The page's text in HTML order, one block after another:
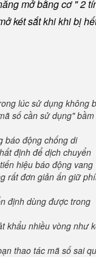
mở bằng cơ " 2
két sắt khi khi bị
lúc sử dụng không
số cần sử dụng" bầm
báo động chống di
định để dịch chuyển
hiệu báo động vang
rất đơn giản ấn giữ
định dùng được trong
khẩu nhiều vòng như
thao tác mã số sai